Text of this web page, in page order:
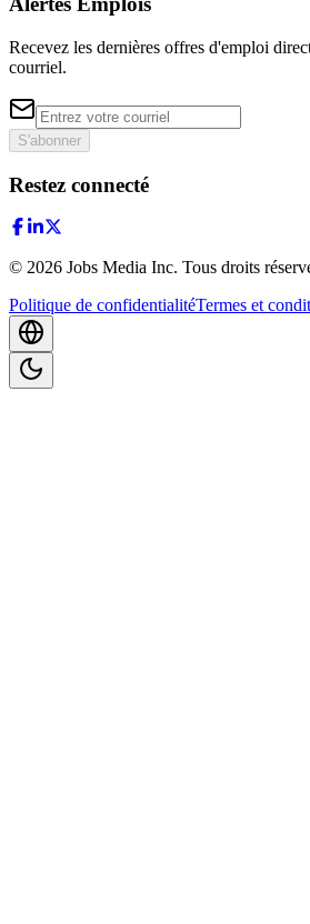
Recevez les dernières offres d'emploi
courriel.
S'abonner
Restez connecté
© 2026 Jobs Media Inc. Tous droits
Politique de confidentialitéTermes et